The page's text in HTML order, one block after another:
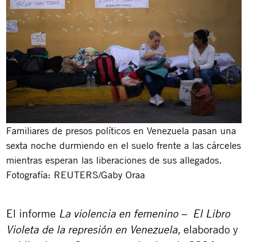
Familiares de presos políticos en Venezuela pasan una
sexta noche durmiendo en el suelo frente a las cárceles
mientras esperan las liberaciones de sus allegados.
Fotografía: REUTERS/Gaby Oraa
El informe La violencia en femenino – El Libro
Violeta de la represión en Venezuela, elaborado y